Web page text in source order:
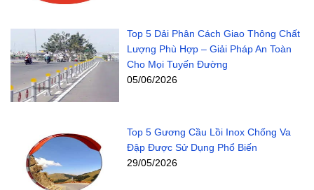
Top 5 Dải Phân Cách Giao Thông Chất
Lượng Phù Hợp – Giải Pháp An Toàn
Cho Mọi Tuyến Đường
05/06/2026
Top 5 Gương Cầu Lồi Inox Chống Va
Đập Được Sử Dụng Phổ Biến
29/05/2026